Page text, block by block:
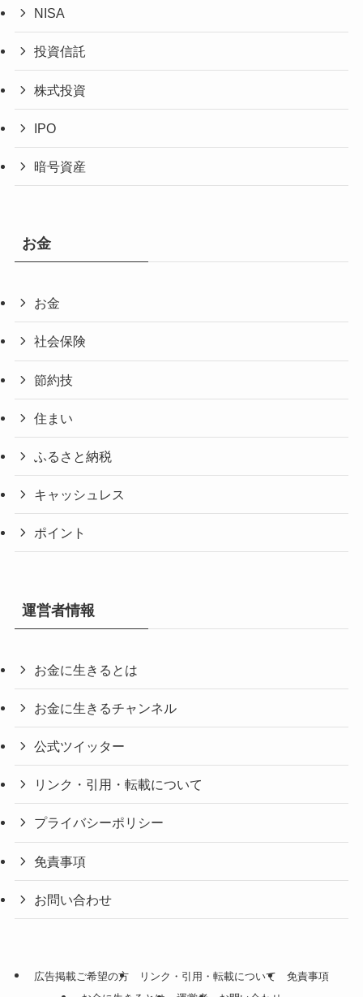
NISA
投資信託
株式投資
IPO
暗号資産
お金
お金
社会保険
節約技
住まい
ふるさと納税
キャッシュレス
ポイント
運営者情報
お金に生きるとは
お金に生きるチャンネル
公式ツイッター
リンク・引用・転載について
プライバシーポリシー
免責事項
お問い合わせ
広告掲載ご希望の方 リンク・引用・転載について
免責事項